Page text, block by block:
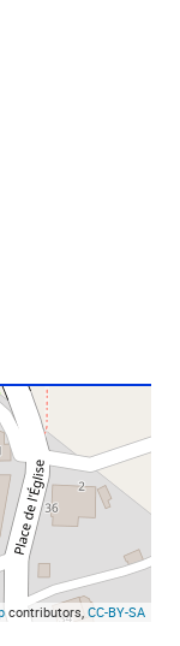
contributors, CC-BY-SA